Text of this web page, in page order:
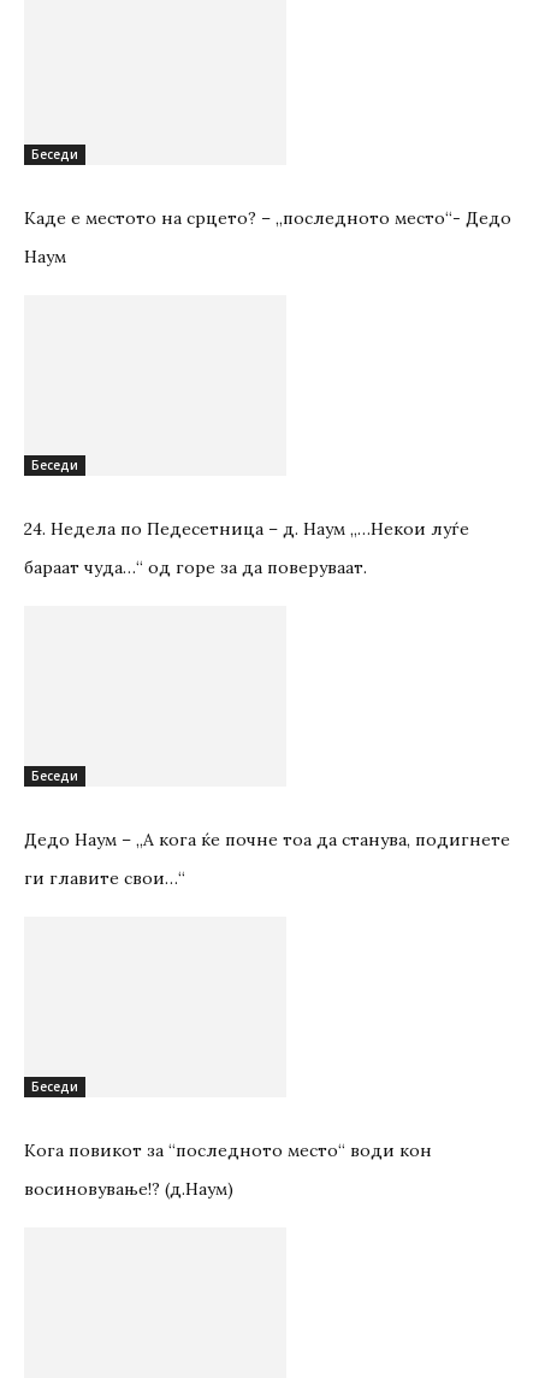
Беседи
Каде е местото на срцето? – „последното место“- Дедо
Наум
Беседи
24. Недела по Педесетница – д. Наум „…Некои луѓе
бараат чуда…“ од горе за да поверуваат.
Беседи
Дедо Наум – „А кога ќе почне тоа да станува, подигнете
ги главите свои…“
Беседи
Кога повикот за “последното место“ води кон
восиновување!? (д.Наум)